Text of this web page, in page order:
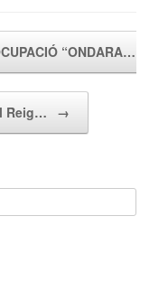
“ONDARA…
Reig… →